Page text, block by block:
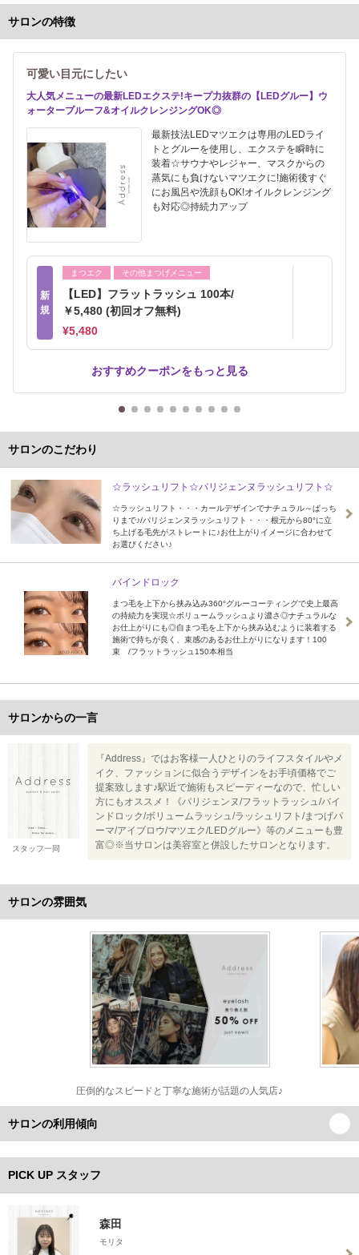
サロンの特徴
可愛い目元にしたい
大人気メニューの最新LEDエクステ!キープ力抜群の【LEDグルー】ウ
ォータープルーフ&オイルクレンジングOK◎
最新技法LEDマツエクは専用のLEDライ
トとグルーを使用し、エクステを瞬時に
装着☆サウナやレジャー、マスクからの
蒸気にも負けないマツエクに!施術後すぐ
にお風呂や洗顔もOK!オイルクレンジング
も対応◎持続力アップ
新
規
まつエク その他まつげメニュー
【LED】フラットラッシュ 100本/
￥5,480 (初回オフ無料)
¥5,480
おすすめクーポンをもっと見る
サロンのこだわり
☆ラッシュリフト☆パリジェンヌラッシュリフト☆
☆ラッシュリフト・・・カールデザインでナチュラル～ぱっち
りまで♪/パリジェンヌラッシュリフト・・・根元から80°に立
ち上げる毛先がストレートに♪お仕上がりイメージに合わせて
お選びください♪
バインドロック
まつ毛を上下から挟み込み360°グルーコーティングで史上最高
の持続力を実現☆ボリュームラッシュより濃さ◎ナチュラルな
お仕上がりにも◎自まつ毛を上下から挟み込むように装着する
施術で持ちが良く、束感のあるお仕上がりになります！100
束 /フラットラッシュ150本相当
サロンからの一言
スタッフ一同
『Address』ではお客様一人ひとりのライフスタイルやメ
イク、ファッションに似合うデザインをお手頃価格でご
提案致します♪駅近で施術もスピーディーなので、忙しい
方にもオススメ！《パリジェンヌ/フラットラッシュ/バイ
ンドロック/ボリュームラッシュ/ラッシュリフト/まつげパ
ーマ/アイブロウ/マツエク/LEDグルー》等のメニューも豊
富◎※当サロンは美容室と併設したサロンとなります。
サロンの雰囲気
圧倒的なスピードと丁寧な施術が話題の人気店♪
サロンの利用傾向
PICK UP スタッフ
森田
モリタ